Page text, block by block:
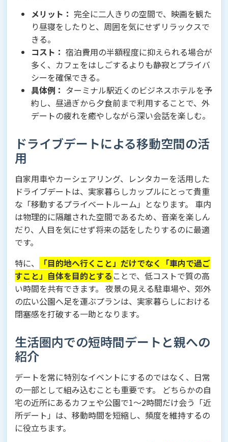
メリット： 完全に二人きりの空間で、映画を観た
り昼寝をしたりと、周囲を気にせずリラックスで
きる。
コスト： 宿泊費用の半額程度に抑えられる場合が
多く、カフェをはしごするよりも静寂とプライバ
シーを確保できる。
具体例： ターミナル駅近くのビジネスホテルを予
約し、昼過ぎから夕食前まで利用することで、外
デートの疲れを癒やしながら深い会話を楽しむ。
ドライブデートによる移動空間の活
用
自家用車やカーシェアリング、レンタカーを活用した
ドライブデートは、実家暮らしカップルにとって貴重
な「移動するプライベートルーム」となります。 車内
は物理的に隔離された空間であるため、音楽を楽しん
だり、人目を気にせず将来の話をしたりするのに最適
です。
特に、
「目的地へ行くこと」だけでなく「車内で過ご
すこと」自体を目的とする ことで、低コストで質の高
い時間を共有できます。 夜景の見える駐車場や、郊外
の広い公園へ足を運ぶプランは、実家暮らしにおける
閉塞感を打破する一助となります。
生活圏内での短時間デートと親への
紹介
デートを常に特別なイベントにするのではなく、日常
の一部として組み込むことも重要です。 どちらかの自
宅の近所にあるカフェや公園で1〜2時間だけ会う「近
所デート」は、移動時間を短縮し、頻度を維持するの
に役立ちます。